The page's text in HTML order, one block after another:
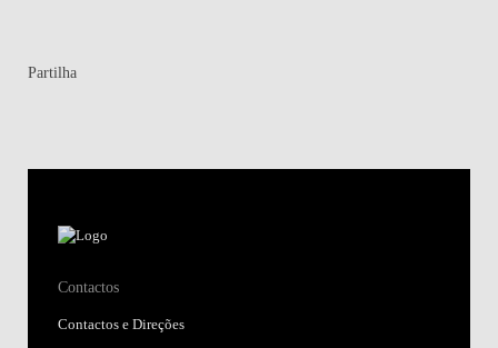
Partilha
Contactos
Contactos e Direções